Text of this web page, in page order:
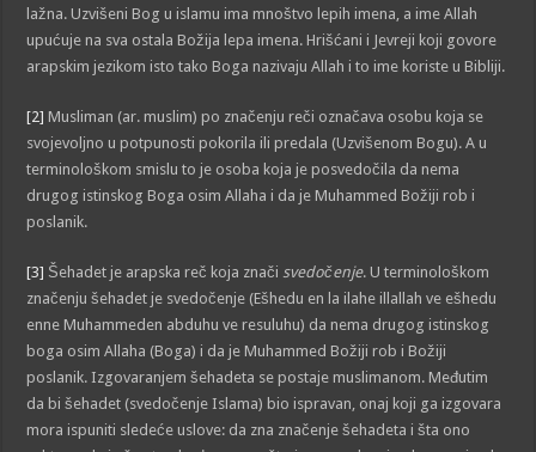
lažna. Uzvišeni Bog u islamu ima mnoštvo lepih imena, a ime Allah
upućuje na sva ostala Božija lepa imena. Hrišćani i Jevreji koji govore
arapskim jezikom isto tako Boga nazivaju Allah i to ime koriste u Bibliji.
[2] Musliman (ar. muslim) po značenju reči označava osobu koja se
svojevoljno u potpunosti pokorila ili predala (Uzvišenom Bogu). A u
terminološkom smislu to je osoba koja je posvedočila da nema
drugog istinskog Boga osim Allaha i da je Muhammed Božiji rob i
poslanik.
[3] Šehadet je arapska reč koja znači svedočenje. U terminološkom
značenju šehadet je svedočenje (Ešhedu en la ilahe illallah ve ešhedu
enne Muhammeden abduhu ve resuluhu) da nema drugog istinskog
boga osim Allaha (Boga) i da je Muhammed Božiji rob i Božiji
poslanik. Izgovaranjem šehadeta se postaje muslimanom. Međutim
da bi šehadet (svedočenje Islama) bio ispravan, onaj koji ga izgovara
mora ispuniti sledeće uslove: da zna značenje šehadeta i šta ono